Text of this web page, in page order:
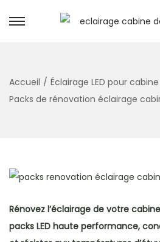
Accueil / Éclairage LED pour
Packs de rénovation éclairage
Rénovez l’éclairage de votre
packs LED haute performance,